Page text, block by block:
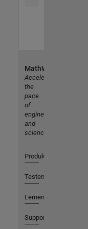
MathWorks
Accelerating
the
pace
of
engineering
and
science
Produkte
Testen oder Kaufen
Lernen
Support